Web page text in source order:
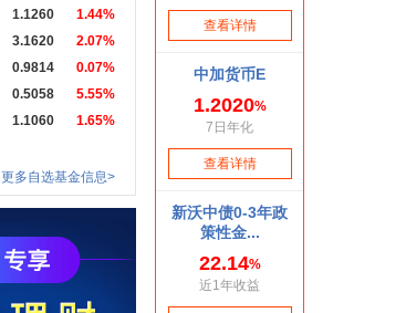
1.1260
1.44%
3.1620
2.07%
0.9814
0.07%
0.5058
5.55%
1.1060 1.65%
更多自选基金信息>